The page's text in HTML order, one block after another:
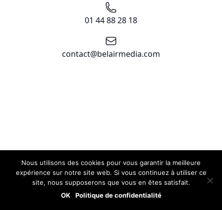
Téléphone
01 44 88 28 18
Email
contact@belairmedia.com
Nous utilisons des cookies pour vous garantir la meilleure
expérience sur notre site web. Si vous continuez à utiliser ce
site, nous supposerons que vous en êtes satisfait.
OK
Politique de confidentialité